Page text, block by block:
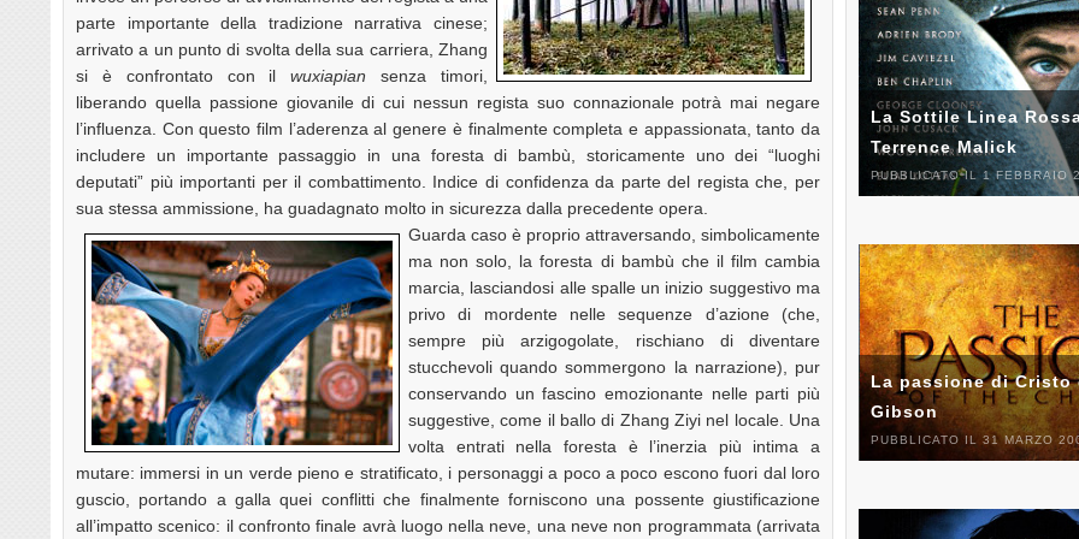
parte importante della tradizione narrativa cinese;
arrivato a un punto di svolta della sua carriera, Zhang
si è confrontato con ilwuxiapian senza timori,
liberando quella passione giovanile di cui nessun regista suo connazionale potrà mai negare
l’influenza. Con questo film l’aderenza al genere è finalmente completa e appassionata, tanto da
includere un importante passaggio in una foresta di bambù, storicamente uno dei “luoghi
deputati” più importanti per il combattimento. Indice di confidenza da parte del regista che, per
sua stessa ammissione, ha guadagnato molto in sicurezza dalla precedente opera.
Guarda caso è proprio attraversando, simbolicamente
ma non solo, la foresta di bambù che il film cambia
marcia, lasciandosi alle spalle un inizio suggestivo ma
privo di mordente nelle sequenze d’azione (che,
sempre più arzigogolate, rischiano di diventare
stucchevoli quando sommergono la narrazione), pur
conservando un fascino emozionante nelle parti più
suggestive, come il ballo di Zhang Ziyi nel locale. Una
volta entrati nella foresta è l’inerzia più intima a
mutare: immersi in un verde pieno e stratificato, i personaggi a poco a poco escono fuori dal loro
guscio, portando a galla quei conflitti che finalmente forniscono una possente giustificazione
all’impatto scenico: il confronto finale avrà luogo nella neve, una neve non programmata (arrivata
La Sottile Linea
Terrence Malick
PUBBLICATO IL 1 FEBBRAIO
La passione di Cristo
Gibson
PUBBLICATO IL 31 MARZO